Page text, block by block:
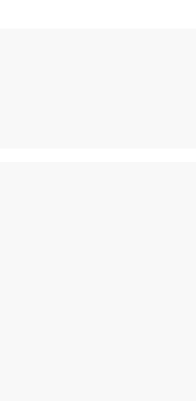
부지런히 잡아내어, 이 프로덕션
했으며 2001년엔 상임안무가로 위
의 겁벌’을 선보이기도 했고, 이번 ‘
한 해설지를 자랑하여 작품 이해
니다. 더불어 플레이어 소프트웨